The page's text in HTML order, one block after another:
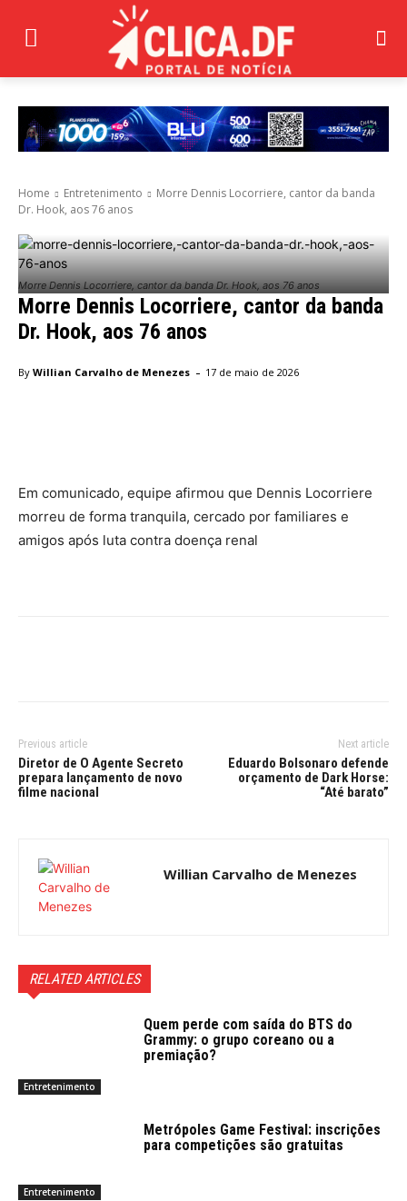
Home Entretenimento
Morre Dennis Locorriere, cantor da banda
Dr. Hook, aos 76 anos
Morre Dennis Locorriere, cantor da banda Dr. Hook, aos 76 anos
Morre Dennis Locorriere, cantor da banda
Dr. Hook, aos 76 anos
By Willian Carvalho de Menezes - 17 de maio de 2026
Em comunicado, equipe afirmou que Dennis Locorriere
morreu de forma tranquila, cercado por familiares e
amigos após luta contra doença renal
Previous article
Diretor de O Agente Secreto
prepara lançamento de novo
filme nacional
Next article
Eduardo Bolsonaro defende
orçamento de Dark Horse:
“Até barato”
Willian Carvalho de Menezes
RELATED ARTICLES
Entretenimento
Quem perde com saída do BTS do
Grammy: o grupo coreano ou a
premiação?
Entretenimento
Metrópoles Game Festival: inscrições
para competições são gratuitas